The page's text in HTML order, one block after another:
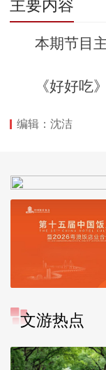
主要内容
本期节目主
《好好吃》
编辑：沈洁
文游热点